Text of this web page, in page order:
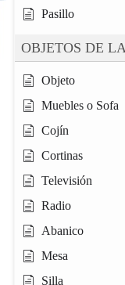
Pasillo
OBJETOS DE
Objeto
Muebles o Sofa
Cojín
Cortinas
Televisión
Radio
Abanico
Mesa
Silla